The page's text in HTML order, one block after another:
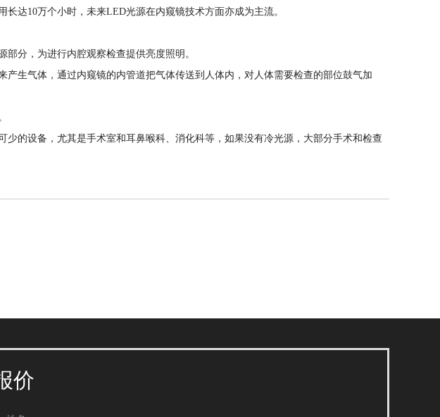
达10万个小时，未来LED光源在内窥镜技术方面亦成为主流。
分，为进行内腔观察检查提供亮度照明。
生气体，通过内窥镜的内管道把气体传送到人体内，对人体需要检查的部位鼓气加
的设备，尤其是手术室和耳鼻喉科、消化科等，如果没有冷光源，大部分手术和检查
价